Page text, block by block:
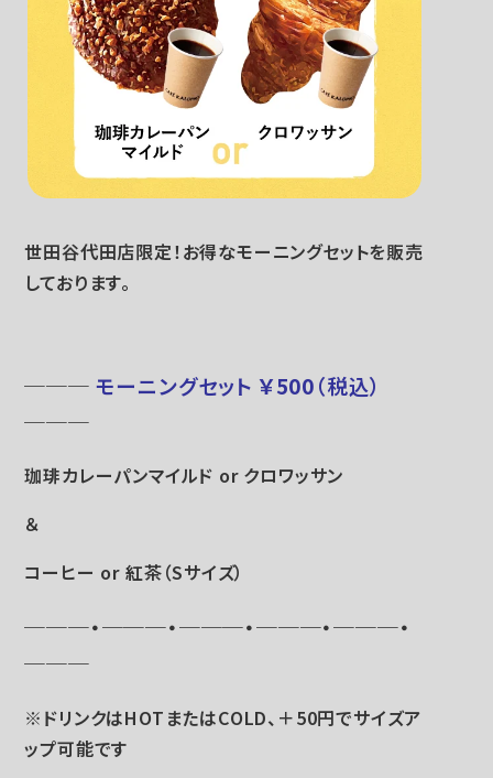
世田谷代田店限定！お得なモーニングセットを販売
しております。
─── モーニングセット ￥500（税込）
───
珈琲カレーパンマイルド or クロワッサン
＆
コーヒー or 紅茶（Sサイズ）
───・───・───・───・───・
───
※ドリンクはHOTまたはCOLD、＋50円でサイズア
ップ可能です